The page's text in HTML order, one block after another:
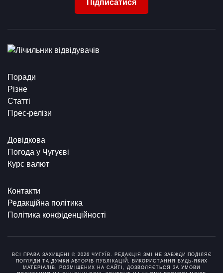
Підписатися
Поради
Різне
Статті
Прес-релізи
Довідкова
Погода у Чугуєві
Курс валют
Контакти
Редакційна політика
Політика конфіденційності
ВСІ ПРАВА ЗАХИЩЕНІ © 2026 ЧУГУЇВ. РЕДАКЦІЯ ЗМІ НЕ ЗАВЖДИ ПОДІЛЯЄ
ПОГЛЯДИ ТА ДУМКИ АВТОРІВ ПУБЛІКАЦІЙ. ВИКОРИСТАННЯ БУДЬ-ЯКИХ
МАТЕРІАЛІВ, РОЗМІЩЕНИХ НА САЙТІ, ДОЗВОЛЯЄТЬСЯ ЗА УМОВИ